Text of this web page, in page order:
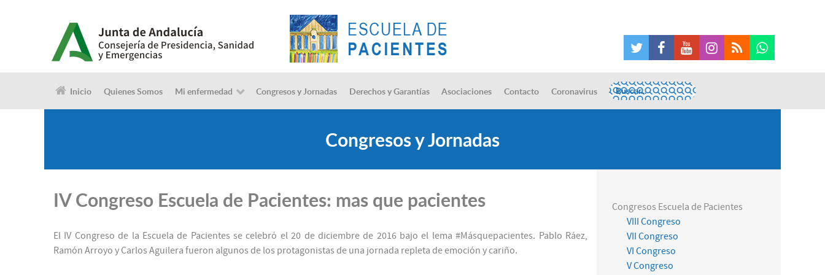
Inicio Quienes Somos Mi enfermedad Congresos y Jornadas Derechos y Garantías Asociaciones Contacto Coronavirus
Congresos y Jornadas
IV Congreso Escuela de Pacientes: mas que pacientes
El IV Congreso de la Escuela de Pacientes se celebró el 20 de diciembre de 2016 bajo el lema #Másquepacientes. Pablo Ráez,
Ramón Arroyo y Carlos Aguilera fueron algunos de los protagonistas de una jornada repleta de emoción y cariño.
Congresos Escuela de Pacientes
VIII Congreso
VII Congreso
VI Congreso
V Congreso